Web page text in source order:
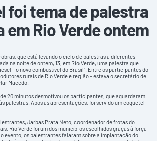
foi tema de palestra
em Rio Verde ontem
que está levando o ciclo de palestras a diferentes
na noite de ontem, 13, em Rio Verde, uma palestra que
– o novo combustível do Brasil”. Entre os participantes do
rurais de Rio Verde e região – estava o secretário de
Macedo.
20 minutos desmotivou os participantes, que aguardaram
palestras. Após as apresentações, foi servido um coquetel
Jarbas Prata Neto, coordenador de frotas do
Rio Verde foi um dos municípios escolhidos graças à força
evento, os palestrantes falaram sobre a implantação do